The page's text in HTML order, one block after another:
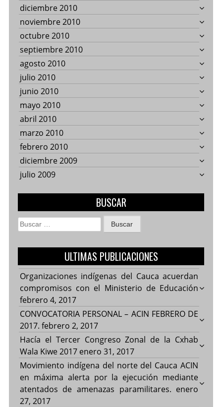
diciembre 2010
noviembre 2010
octubre 2010
septiembre 2010
agosto 2010
julio 2010
junio 2010
mayo 2010
abril 2010
marzo 2010
febrero 2010
diciembre 2009
julio 2009
BUSCAR
Buscar:
ULTIMAS PUBLICACIONES
Organizaciones indígenas del Cauca acuerdan
compromisos con el Ministerio de Educación
febrero 4, 2017
CONVOCATORIA PERSONAL – ACIN FEBRERO DE
2017. febrero 2, 2017
Hacía el Tercer Congreso Zonal de la Cxhab
Wala Kiwe 2017 enero 31, 2017
Movimiento indígena del norte del Cauca ACIN
en máxima alerta por la ejecución mediante
atentados de amenazas paramilitares. enero
27, 2017